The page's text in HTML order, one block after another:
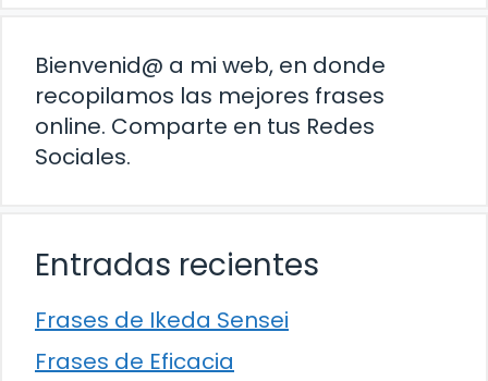
Bienvenid@ a mi web, en donde
recopilamos las mejores frases
online. Comparte en tus Redes
Sociales.
Entradas recientes
Frases de Ikeda Sensei
Frases de Eficacia